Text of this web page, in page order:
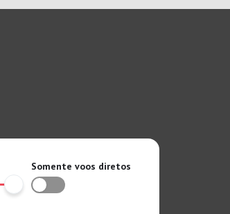
Somente voos diretos